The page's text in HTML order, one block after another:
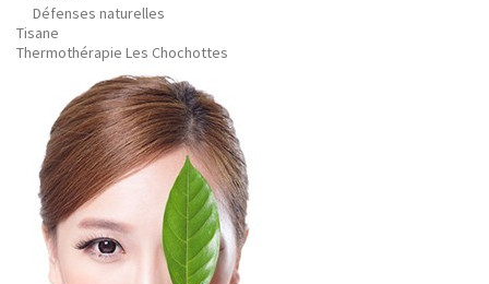
Défenses naturelles
Tisane
Thermothérapie Les Chochottes